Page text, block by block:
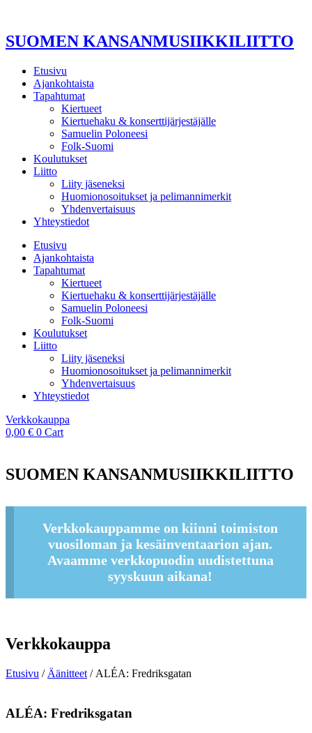
SUOMEN KANSANMUSIIKKILIITTO
Etusivu
Ajankohtaista
Tapahtumat
Kiertueet
Kiertuehaku & konserttijärjestäjälle
Samuelin Poloneesi
Folk-Suomi
Koulutukset
Liitto
Liity jäseneksi
Huomionosoitukset ja pelimannimerkit
Yhdenvertaisuus
Yhteystiedot
Etusivu
Ajankohtaista
Tapahtumat
Kiertueet
Kiertuehaku & konserttijärjestäjälle
Samuelin Poloneesi
Folk-Suomi
Koulutukset
Liitto
Liity jäseneksi
Huomionosoitukset ja pelimannimerkit
Yhdenvertaisuus
Yhteystiedot
Verkkokauppa
0,00 € 0 Cart
SUOMEN KANSANMUSIIKKILIITTO
Verkkokauppamme on kiinni toimiston
vuosiloman ja kesäinventaarion ajan.
Avaamme verkkopuodin uudistettuna
syyskuun aikana!
Verkkokauppa
Etusivu / Äänitteet / ALÉA: Fredriksgatan
ALÉA: Fredriksgatan